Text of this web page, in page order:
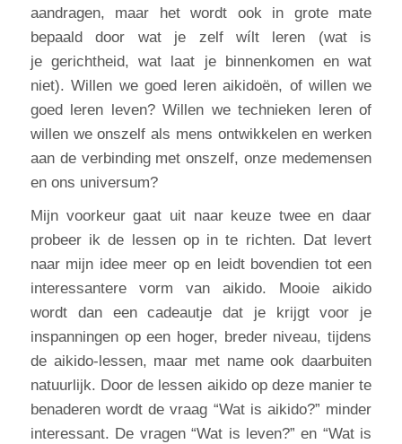
aandragen, maar het wordt ook in grote mate
bepaald door wat je zelf wílt leren (wat is
je gerichtheid, wat laat je binnenkomen en wat
niet). Willen we goed leren aikidoën, of willen we
goed leren leven? Willen we technieken leren of
willen we onszelf als mens ontwikkelen en werken
aan de verbinding met onszelf, onze medemensen
en ons universum?
Mijn voorkeur gaat uit naar keuze twee en daar
probeer ik de lessen op in te richten. Dat levert
naar mijn idee meer op en leidt bovendien tot een
interessantere vorm van aikido. Mooie aikido
wordt dan een cadeautje dat je krijgt voor je
inspanningen op een hoger, breder niveau, tijdens
de aikido-lessen, maar met name ook daarbuiten
natuurlijk. Door de lessen aikido op deze manier te
benaderen wordt de vraag “Wat is aikido?” minder
interessant. De vragen “Wat is leven?” en “Wat is